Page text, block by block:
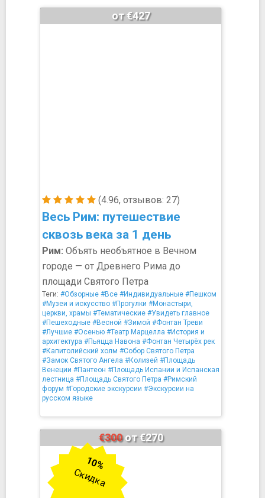
(4.96, отзывов: 27)
Весь Рим: путешествие
сквозь века за 1 день
от €427
Рим: Объять необъятное в Вечном
городе — от Древнего Рима до
площади Святого Петра
Теги: #Обзорные #Все #Индивидуальные #Пешком
#Музеи и искусство #Прогулки #Монастыри,
церкви, храмы #Тематические #Увидеть главное
#Пешеходные #Весной #Зимой #Фонтан Треви
#Лучшие #Осенью #Театр Марцелла #История и
архитектура #Пьяцца Навона #Фонтан Четырёх рек
#Капитолийский холм #Собор Святого Петра
#Замок Святого Ангела #Колизей #Площадь
Венеции #Пантеон #Площадь Испании и Испанская
лестница #Площадь Святого Петра #Римский
форум #Городские экскурсии #Экскурсии на
русском языке
€300от €270
10%
Скидка